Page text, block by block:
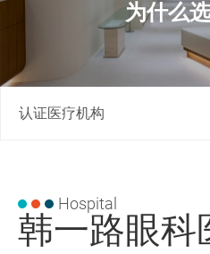
为什么
认证医疗机构
Hospital
韩一路眼科